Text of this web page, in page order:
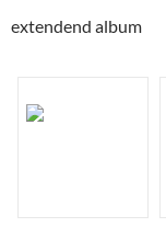
extendend album